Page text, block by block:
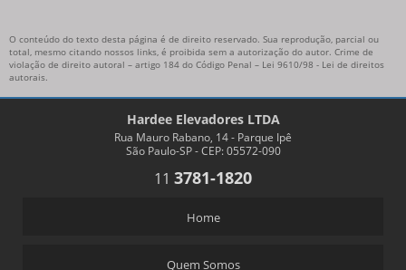
O conteúdo do texto desta página é de direito reservado. Sua reprodução, parcial ou
total, mesmo citando nossos links, é proibida sem a autorização do autor. Crime de
violação de direito autoral – artigo 184 do Código Penal – Lei 9610/98 - Lei de direitos
autorais
Hardee Elevadores LTDA
Rua Mauro Rabano, 14 - Parque Ipê
São Paulo-SP - CEP: 05572-090
11 3781-1820
Home
Quem Somos